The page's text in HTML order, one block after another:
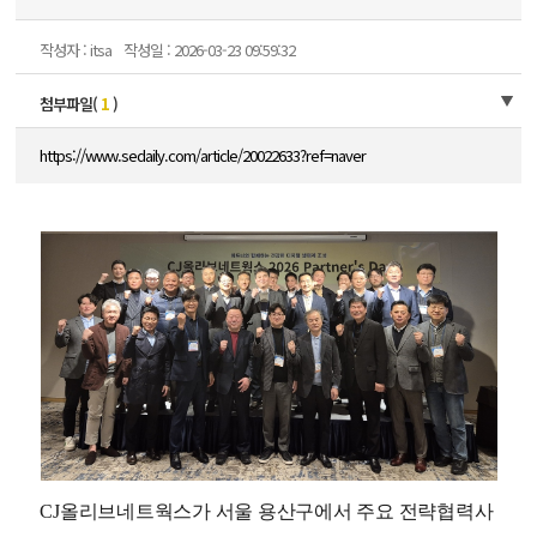
작성자 : itsa 작성일 : 2026-03-23 09:59:32
첨부파일( 1 )
https://www.sedaily.com/article/20022633?ref=naver
CJ올리브네트웍스가 서울 용산구에서 주요 전략협력사